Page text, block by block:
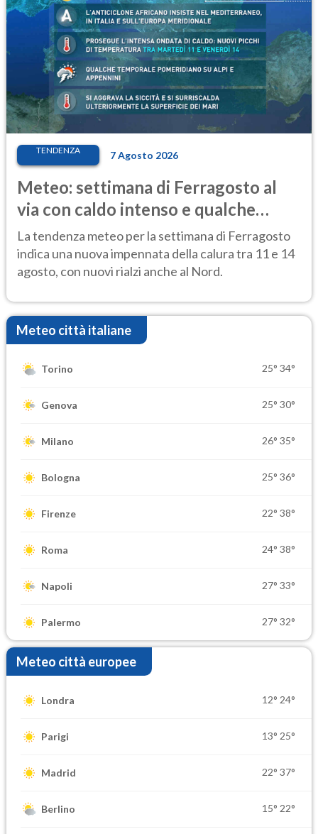
TENDENZA 7 Agosto 2026
Meteo: settimana di Ferragosto al
via con caldo intenso e qualche
temporale
La tendenza meteo per la settimana di Ferragosto
indica una nuova impennata della calura tra 11 e 14
agosto, con nuovi rialzi anche al Nord.
Meteo città italiane
Torino 25° 34°
Genova 25° 30°
Milano 26° 35°
Bologna 25° 36°
Firenze 22° 38°
Roma 24° 38°
Napoli 27° 33°
Palermo 27° 32°
Meteo città europee
Londra 12° 24°
Parigi 13° 25°
Madrid 22° 37°
Berlino 15° 22°